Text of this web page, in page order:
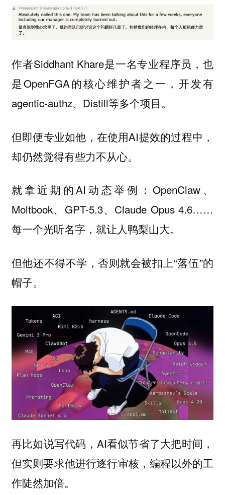
作者Siddhant Khare是一名专业程序员，也
是OpenFGA的核心维护者之一，开发有
agentic-authz、Distill等多个项目。
但即便专业如他，在使用AI提效的过程中，
却仍然觉得有些力不从心。
就拿近期的AI动态举例：OpenClaw、
Moltbook、GPT-5.3、Claude Opus 4.6……
每一个光听名字，就让人鸭梨山大。
但他还不得不学，否则就会被扣上“落伍”的
帽子。
再比如说写代码，AI看似节省了大把时间，
但实则要求他进行逐行审核，编程以外的工
作陡然加倍。